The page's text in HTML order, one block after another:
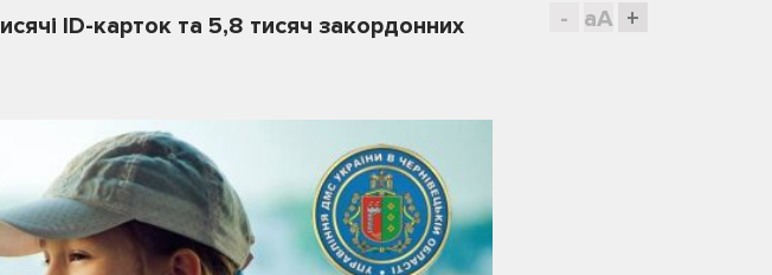
- aA +
ID-карток та 5,8 тисяч закордонних